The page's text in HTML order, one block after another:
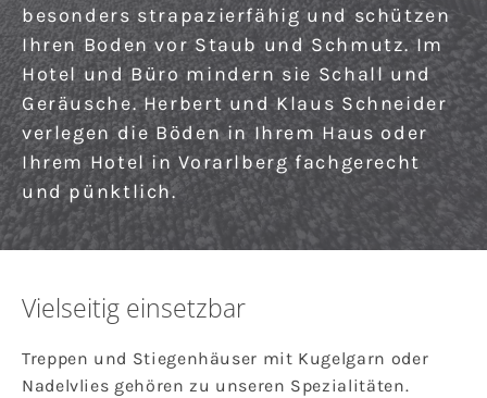
besonders strapazierfähig und schützen
Ihren Boden vor Staub und Schmutz. Im
Hotel und Büro mindern sie Schall und
Geräusche. Herbert und Klaus Schneider
verlegen die Böden in Ihrem Haus oder
Ihrem Hotel in Vorarlberg fachgerecht
und pünktlich.
Vielseitig einsetzbar
Treppen und Stiegenhäuser mit Kugelgarn oder
Nadelvlies gehören zu unseren Spezialitäten.